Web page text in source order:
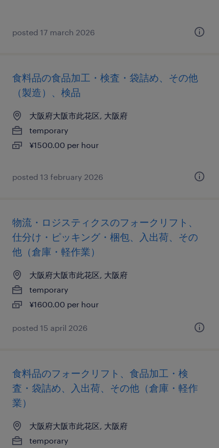
posted 17 march 2026
食料品の食品加工・検査・袋詰め、その他
（製造）、検品
大阪府大阪市此花区, 大阪府
temporary
¥1500.00 per hour
posted 13 february 2026
物流・ロジスティクスのフォークリフト、
仕分け・ピッキング・梱包、入出荷、その
他（倉庫・軽作業）
大阪府大阪市此花区, 大阪府
temporary
¥1600.00 per hour
posted 15 april 2026
食料品のフォークリフト、食品加工・検
査・袋詰め、入出荷、その他（倉庫・軽作
業）
大阪府大阪市此花区, 大阪府
temporary